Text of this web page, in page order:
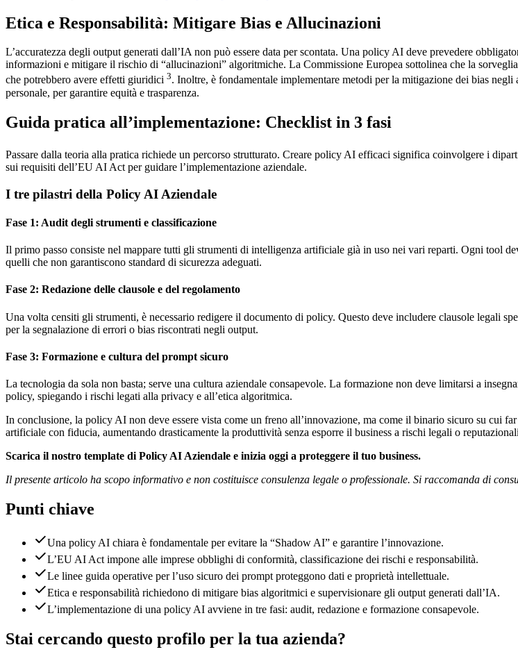
Etica e Responsabilità: Mitigare Bias e Allucinazioni
L’accuratezza degli output generati dall’IA non può essere data per scontata. Una policy AI deve prevedere
informazioni e mitigare il rischio di “allucinazioni” algoritmiche. La Commissione Europea sottolinea che la
che potrebbero avere effetti giuridici 3. Inoltre, è fondamentale implementare metodi per la mitigazione dei bias
personale, per garantire equità e trasparenza.
Guida pratica all’implementazione: Checklist in 3 fasi
Passare dalla teoria alla pratica richiede un percorso strutturato. Creare policy AI efficaci significa coinvolgere i
sui requisiti dell’EU AI Act per guidare l’implementazione aziendale.
I tre pilastri della Policy AI Aziendale
Fase 1: Audit degli strumenti e classificazione
Il primo passo consiste nel mappare tutti gli strumenti di intelligenza artificiale già in uso nei vari reparti. Ogni tool
quelli che non garantiscono standard di sicurezza adeguati.
Fase 2: Redazione delle clausole e del regolamento
Una volta censiti gli strumenti, è necessario redigere il documento di policy. Questo deve includere clausole legali
per la segnalazione di errori o bias riscontrati negli output.
Fase 3: Formazione e cultura del prompt sicuro
La tecnologia da sola non basta; serve una cultura aziendale consapevole. La formazione non deve limitarsi a
policy, spiegando i rischi legati alla privacy e all’etica algoritmica.
In conclusione, la policy AI non deve essere vista come un freno all’innovazione, ma come il binario sicuro su cui
artificiale con fiducia, aumentando drasticamente la produttività senza esporre il business a rischi legali o
Scarica il nostro template di Policy AI Aziendale e inizia oggi a proteggere il tuo business.
Il presente articolo ha scopo informativo e non costituisce consulenza legale o professionale. Si raccomanda di
Punti chiave
Una policy AI chiara è fondamentale per evitare la “Shadow AI” e garantire l’innovazione.
L’EU AI Act impone alle imprese obblighi di conformità, classificazione dei rischi e responsabilità.
Le linee guida operative per l’uso sicuro dei prompt proteggono dati e proprietà intellettuale.
Etica e responsabilità richiedono di mitigare bias algoritmici e supervisionare gli output generati dall’IA.
L’implementazione di una policy AI avviene in tre fasi: audit, redazione e formazione consapevole.
Stai cercando questo profilo per la tua azienda?